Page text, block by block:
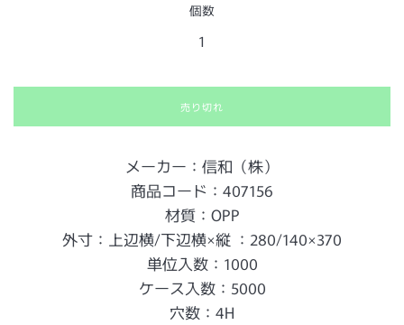
個数
売り切れ
メーカー：信和（株）
商品コード：407156
材質：OPP
外寸：上辺横/下辺横×縦 ：280/140×370
単位入数：1000
ケース入数：5000
穴数：4H